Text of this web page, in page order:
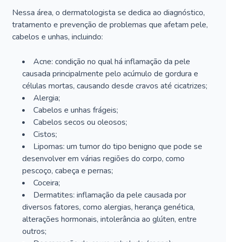
Nessa área, o dermatologista se dedica ao diagnóstico,
tratamento e prevenção de problemas que afetam pele,
cabelos e unhas, incluindo:
Acne: condição no qual há inflamação da pele
causada principalmente pelo acúmulo de gordura e
células mortas, causando desde cravos até cicatrizes;
Alergia;
Cabelos e unhas frágeis;
Cabelos secos ou oleosos;
Cistos;
Lipomas: um tumor do tipo benigno que pode se
desenvolver em várias regiões do corpo, como
pescoço, cabeça e pernas;
Coceira;
Dermatites: inflamação da pele causada por
diversos fatores, como alergias, herança genética,
alterações hormonais, intolerância ao glúten, entre
outros;